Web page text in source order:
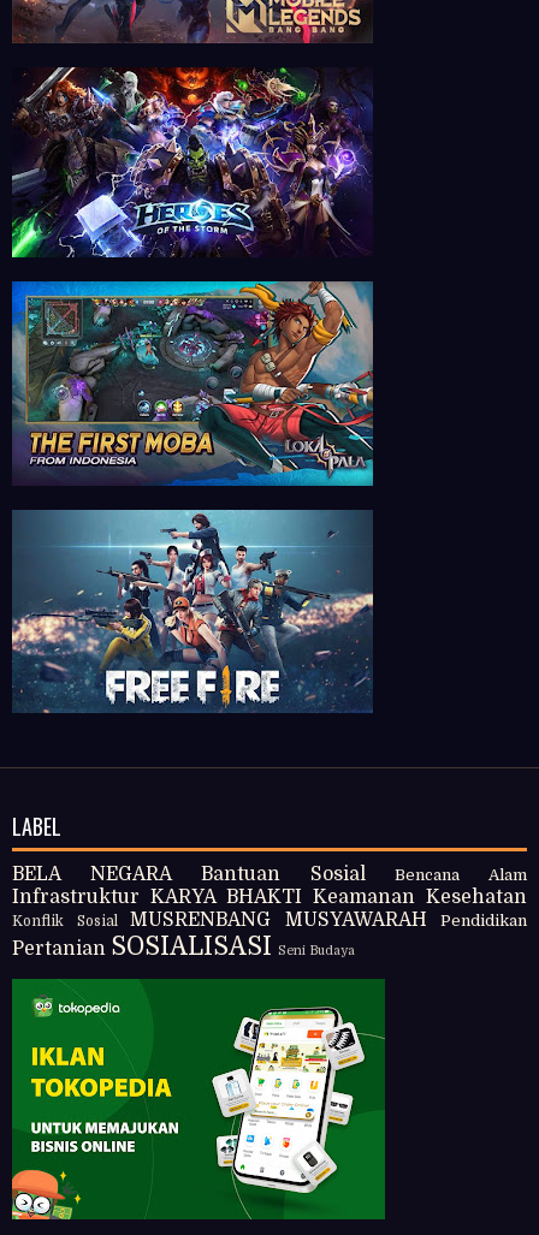
LABEL
BELA NEGARA Bantuan Sosial Bencana Alam
Infrastruktur KARYA BHAKTI Keamanan Kesehatan
Konflik Sosial MUSRENBANG MUSYAWARAH Pendidikan
Pertanian SOSIALISASI Seni Budaya